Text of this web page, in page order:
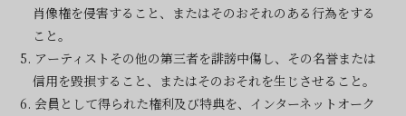
肖像権を侵害すること、またはそのおそれのある行為をする
こと。
5. アーティストその他の第三者を誹謗中傷し、その名誉または
信用を毀損すること、またはそのおそれを生じさせること。
6. 会員として得られた権利及び特典を、インターネットオーク